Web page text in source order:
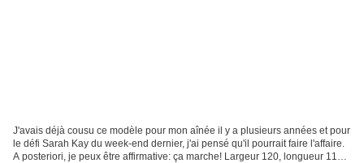
J'avais déjà cousu ce modèle pour mon aînée il y a plusieurs années et pour
le défi Sarah Kay du week-end dernier, j'ai pensé qu'il pourrait faire l'affaire.
A posteriori, je peux être affirmative: ça marche! Largeur 120, longueur 110